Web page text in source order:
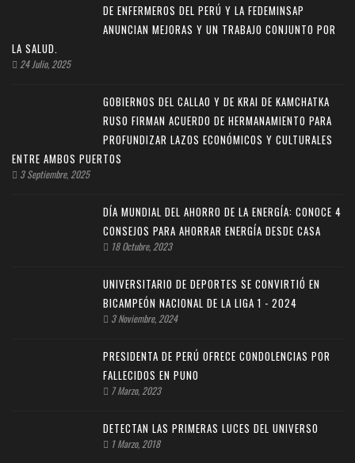
DE ENFERMEROS DEL PERÚ Y LA FEDEMINSAP
ANUNCIAN MEJORAS Y UN TRABAJO CONJUNTO POR
LA SALUD.
24 Julio, 2025
GOBIERNOS DEL CALLAO Y DE KRAI DE KAMCHATKA
RUSO FIRMAN ACUERDO DE HERMANAMIENTO PARA
PROFUNDIZAR LAZOS ECONÓMICOS Y CULTURALES
ENTRE AMBOS PUERTOS
3 Septiembre, 2025
DÍA MUNDIAL DEL AHORRO DE LA ENERGÍA: CONOCE 4
CONSEJOS PARA AHORRAR ENERGÍA DESDE CASA
18 Octubre, 2023
UNIVERSITARIO DE DEPORTES SE CONVIRTIÓ EN
BICAMPEÓN NACIONAL DE LA LIGA 1 - 2024
3 Noviembre, 2024
PRESIDENTA DE PERÚ OFRECE CONDOLENCIAS POR
FALLECIDOS EN PUNO
7 Marzo, 2023
DETECTAN LAS PRIMERAS LUCES DEL UNIVERSO
1 Marzo, 2018